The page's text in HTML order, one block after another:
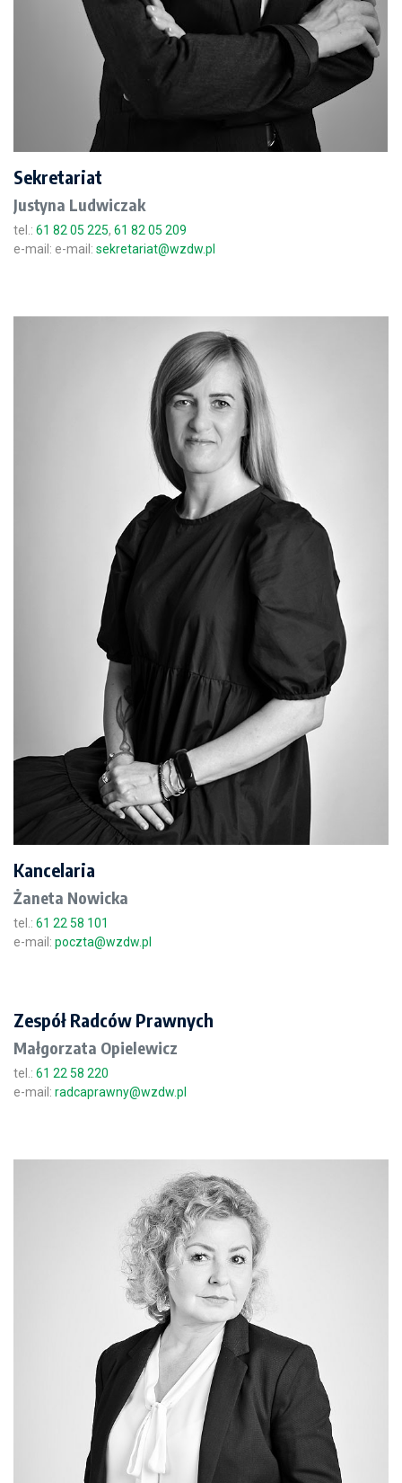
Sekretariat
Justyna Ludwiczak
tel.: 61 82 05 225, 61 82 05 209
e-mail: e-mail: sekretariat@wzdw.pl
Kancelaria
Żaneta Nowicka
tel.: 61 22 58 101
e-mail: poczta@wzdw.pl
Zespół Radców Prawnych
Małgorzata Opielewicz
tel.: 61 22 58 220
e-mail: radcaprawny@wzdw.pl